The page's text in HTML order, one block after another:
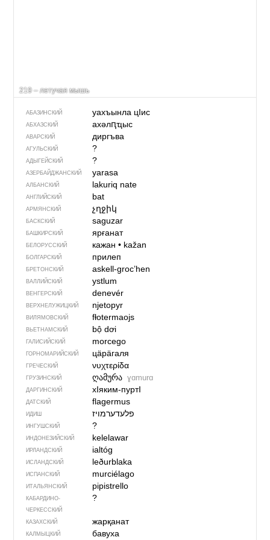
219 – летучая мышь
АБАЗИНСКИЙ уахъынла цIис
АБХАЗСКИЙ ахәлԥҵыс
АВАРСКИЙ диргъва
АГУЛЬСКИЙ ?
АДЫГЕЙСКИЙ ?
АЗЕРБАЙДЖАН­СКИЙ yarasa
АЛБАНСКИЙ lakuriq nate
АНГЛИЙСКИЙ bat
АРМЯНСКИЙ չղջիկ
БАСКСКИЙ saguzar
БАШКИРСКИЙ ярғанат
БЕЛОРУССКИЙ кажан• kažan
БОЛГАРСКИЙ прилеп
БРЕТОНСКИЙ askell-groc’hen
ВАЛЛИЙСКИЙ ystlum
ВЕНГЕРСКИЙ denevér
ВЕРХНЕЛУЖИЦКИЙ njetopyr
ВИЛЯМОВСКИЙ fłotermaojs
ВЬЕТНАМСКИЙ bộ dơi
ГАЛИСИЙСКИЙ morcego
ГОРНОМАРИЙСКИЙ цӓрӓгаля
ГРЕЧЕСКИЙ νυχτερίδα
ГРУЗИНСКИЙ ღამურა ɣɑmurɑ
ДАРГИНСКИЙ хIяким-пуртI
ДАТСКИЙ flagermus
ИДИШ פלעדערמויז
ИНГУШСКИЙ ?
ИНДОНЕЗИЙСКИЙ kelelawar
ИРЛАНДСКИЙ ialtóg
ИСЛАНДСКИЙ leðurblaka
ИСПАНСКИЙ murciélago
ИТАЛЬЯНСКИЙ pipistrello
КАБАРДИНО-
ЧЕРКЕССКИЙ
?
КАЗАХСКИЙ жарқанат
КАЛМЫЦКИЙ бавуха